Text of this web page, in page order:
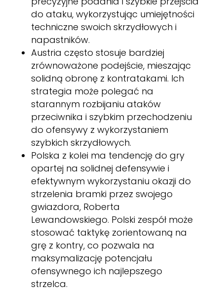
do ataku, wykorzystując umiejętności
techniczne swoich skrzydłowych i
napastników.
Austria często stosuje bardziej
zrównoważone podejście, mieszając
solidną obronę z kontratakami. Ich
strategia może polegać na
starannym rozbijaniu ataków
przeciwnika i szybkim przechodzeniu
do ofensywy z wykorzystaniem
szybkich skrzydłowych.
Polska z kolei ma tendencję do gry
opartej na solidnej defensywie i
efektywnym wykorzystaniu okazji do
strzelenia bramki przez swojego
gwiazdora, Roberta
Lewandowskiego. Polski zespół może
stosować taktykę zorientowaną na
grę z kontry, co pozwala na
maksymalizację potencjału
ofensywnego ich najlepszego
strzelca.